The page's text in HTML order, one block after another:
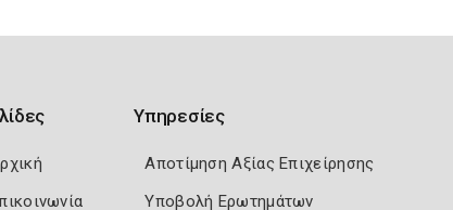
Υπηρεσίες
Αποτίμηση Αξίας Επιχείρησης
Υποβολή Ερωτημάτων